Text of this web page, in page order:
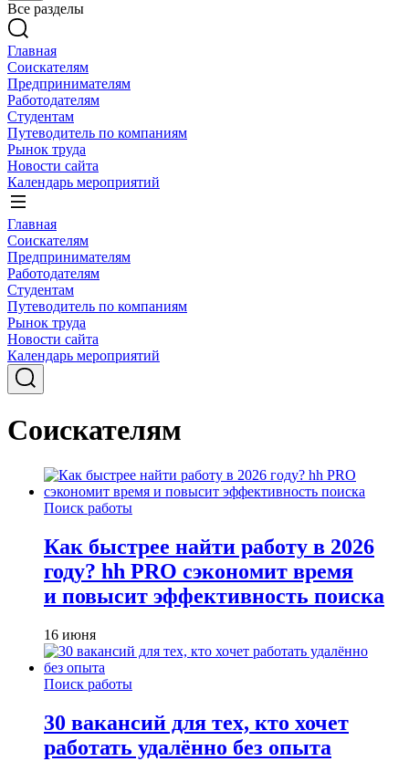
Все разделы
Главная
Соискателям
Предпринимателям
Работодателям
Студентам
Путеводитель по компаниям
Рынок труда
Новости сайта
Календарь мероприятий
Главная
Соискателям
Предпринимателям
Работодателям
Студентам
Путеводитель по компаниям
Рынок труда
Новости сайта
Календарь мероприятий
Соискателям
Поиск работы
Как быстрее найти работу в 2026
году? hh PRO сэкономит время
и повысит эффективность поиска
16 июня
Поиск работы
30 вакансий для тех, кто хочет
работать удалённо без опыта